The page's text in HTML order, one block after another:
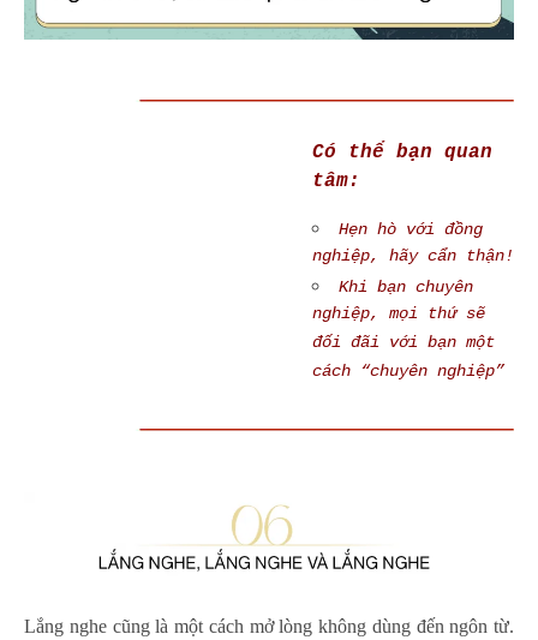
Có thể bạn quan
tâm:
Hẹn hò với đồng
nghiệp, hãy cẩn thận!
Khi bạn chuyên
nghiệp, mọi thứ sẽ
đối đãi với bạn một
cách “chuyên nghiệp”
Lắng nghe cũng là một cách mở lòng không dùng đến ngôn từ.